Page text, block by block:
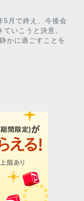
5月で終え、今後会
いこうと決意。
かに過ごすことを